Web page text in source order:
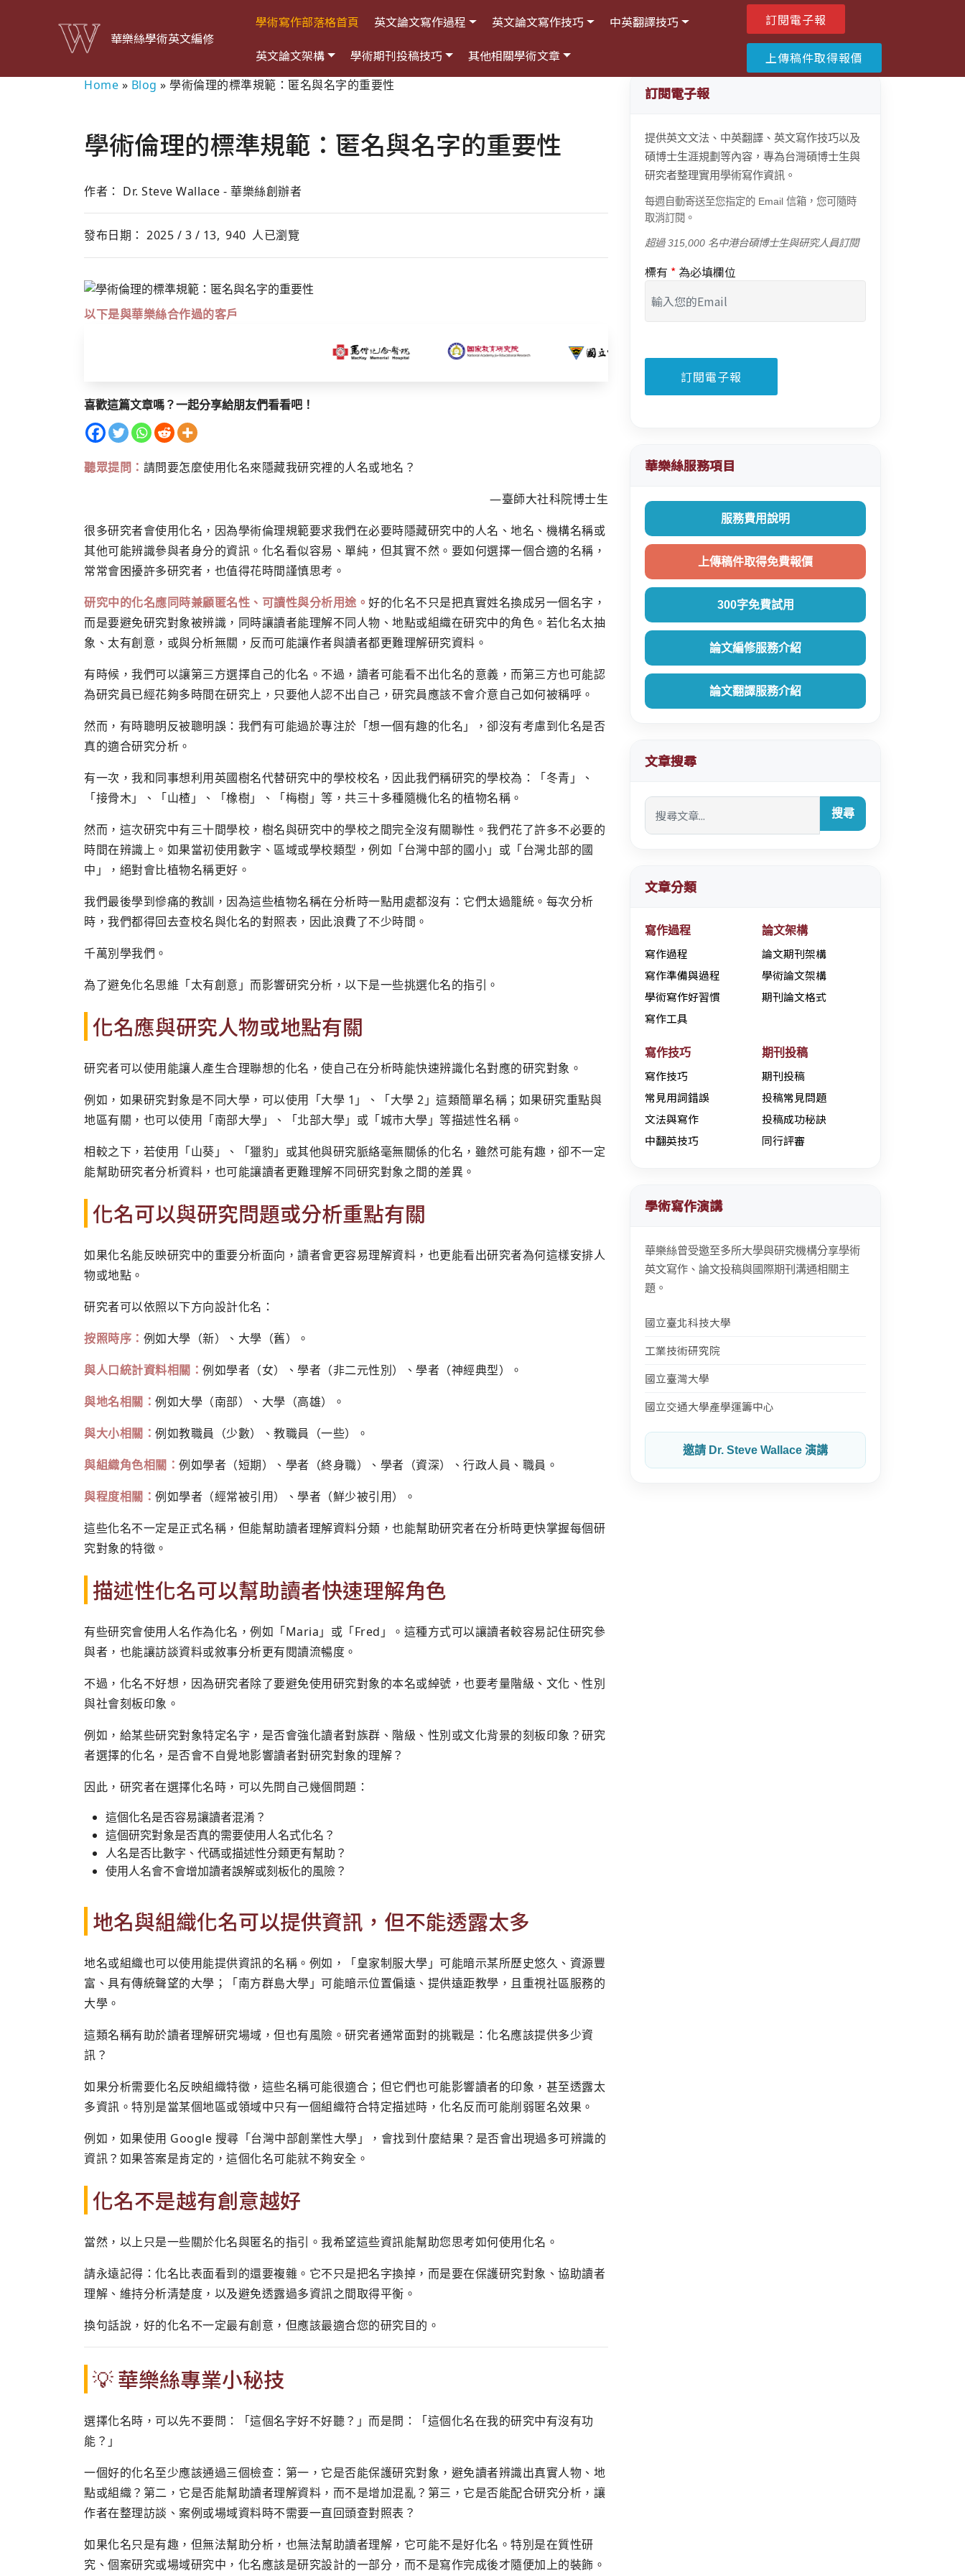
華樂絲學術英文編修
學術寫作部落格首頁 英文論文寫作過程 英文論文寫作技巧
中英翻譯技巧
英文論文架構
學術期刊投稿技巧 其他相關學術文章
訂閱電子報
上傳稿件取得報價
Home » Blog » 學術倫理的標準規範：匿名與名字的重要性
學術倫理的標準規範：匿名與名字的重要性
作者： Dr. Steve Wallace - 華樂絲創辦者
發布日期： 2025 / 3 / 13, 940 人已瀏覽
以下是與華樂絲合作過的客戶
喜歡這篇文章嗎？一起分享給朋友們看看吧！
聽眾提問： 請問要怎麼使用化名來隱藏我研究裡的人名或地名？
—臺師大社科院博士生
很多研究者會使用化名，因為學術倫理規範要求我們在必要時隱藏研究中的人名、地名、機構名稱或
其他可能辨識參與者身分的資訊。化名看似容易、單純，但其實不然。要如何選擇一個合適的名稱，
常常會困擾許多研究者，也值得花時間謹慎思考。
研究中的化名應同時兼顧匿名性、可讀性與分析用途。 好的化名不只是把真實姓名換成另一個名字，
而是要避免研究對象被辨識，同時讓讀者能理解不同人物、地點或組織在研究中的角色。若化名太抽
象、太有創意，或與分析無關，反而可能讓作者與讀者都更難理解研究資料。
有時候，我們可以讓第三方選擇自己的化名。不過，讀者可能看不出化名的意義，而第三方也可能認
為研究員已經花夠多時間在研究上，只要他人認不出自己，研究員應該不會介意自己如何被稱呼。
然而，有時聰明反被聰明誤：我們有可能過於專注於「想一個有趣的化名」，卻沒有考慮到化名是否
真的適合研究分析。
有一次，我和同事想利用英國樹名代替研究中的學校校名，因此我們稱研究的學校為：「冬青」、
「接骨木」、「山楂」、「橡樹」、「梅樹」等，共三十多種隨機化名的植物名稱。
然而，這次研究中有三十間學校，樹名與研究中的學校之間完全沒有關聯性。我們花了許多不必要的
時間在辨識上。如果當初使用數字、區域或學校類型，例如「台灣中部的國小」或「台灣北部的國
中」，絕對會比植物名稱更好。
我們最後學到慘痛的教訓，因為這些植物名稱在分析時一點用處都沒有：它們太過籠統。每次分析
時，我們都得回去查校名與化名的對照表，因此浪費了不少時間。
千萬別學我們。
為了避免化名思維「太有創意」而影響研究分析，以下是一些挑選化名的指引。
化名應與研究人物或地點有關
研究者可以使用能讓人產生合理聯想的化名，使自己在分析時能快速辨識化名對應的研究對象。
例如，如果研究對象是不同大學，可以使用「大學 1」、「大學 2」這類簡單名稱；如果研究重點與
地區有關，也可以使用「南部大學」、「北部大學」或「城市大學」等描述性名稱。
相較之下，若使用「山葵」、「獵豹」或其他與研究脈絡毫無關係的化名，雖然可能有趣，卻不一定
能幫助研究者分析資料，也可能讓讀者更難理解不同研究對象之間的差異。
化名可以與研究問題或分析重點有關
如果化名能反映研究中的重要分析面向，讀者會更容易理解資料，也更能看出研究者為何這樣安排人
物或地點。
研究者可以依照以下方向設計化名：
按照時序： 例如大學（新）、大學（舊）。
與人口統計資料相關： 例如學者（女）、學者（非二元性別）、學者（神經典型）。
與地名相關： 例如大學（南部）、大學（高雄）。
與大小相關： 例如教職員（少數）、教職員（一些）。
與組織角色相關： 例如學者（短期）、學者（終身職）、學者（資深）、行政人員、職員。
與程度相關： 例如學者（經常被引用）、學者（鮮少被引用）。
這些化名不一定是正式名稱，但能幫助讀者理解資料分類，也能幫助研究者在分析時更快掌握每個研
究對象的特徵。
描述性化名可以幫助讀者快速理解角色
有些研究會使用人名作為化名，例如「Maria」或「Fred」。這種方式可以讓讀者較容易記住研究參
與者，也能讓訪談資料或敘事分析更有閱讀流暢度。
不過，化名不好想，因為研究者除了要避免使用研究對象的本名或綽號，也要考量階級、文化、性別
與社會刻板印象。
例如，給某些研究對象特定名字，是否會強化讀者對族群、階級、性別或文化背景的刻板印象？研究
者選擇的化名，是否會不自覺地影響讀者對研究對象的理解？
因此，研究者在選擇化名時，可以先問自己幾個問題：
這個化名是否容易讓讀者混淆？
這個研究對象是否真的需要使用人名式化名？
人名是否比數字、代碼或描述性分類更有幫助？
使用人名會不會增加讀者誤解或刻板化的風險？
地名與組織化名可以提供資訊，但不能透露太多
地名或組織也可以使用能提供資訊的名稱。例如，「皇家制服大學」可能暗示某所歷史悠久、資源豐
富、具有傳統聲望的大學；「南方群島大學」可能暗示位置偏遠、提供遠距教學，且重視社區服務的
大學。
這類名稱有助於讀者理解研究場域，但也有風險。研究者通常面對的挑戰是：化名應該提供多少資
訊？
如果分析需要化名反映組織特徵，這些名稱可能很適合；但它們也可能影響讀者的印象，甚至透露太
多資訊。特別是當某個地區或領域中只有一個組織符合特定描述時，化名反而可能削弱匿名效果。
例如，如果使用 Google 搜尋「台灣中部創業性大學」，會找到什麼結果？是否會出現過多可辨識的
資訊？如果答案是肯定的，這個化名可能就不夠安全。
化名不是越有創意越好
當然，以上只是一些關於化名與匿名的指引。我希望這些資訊能幫助您思考如何使用化名。
請永遠記得：化名比表面看到的還要複雜。它不只是把名字換掉，而是要在保護研究對象、協助讀者
理解、維持分析清楚度，以及避免透露過多資訊之間取得平衡。
換句話說，好的化名不一定最有創意，但應該最適合您的研究目的。
💡 華樂絲專業小秘技
選擇化名時，可以先不要問：「這個名字好不好聽？」而是問：「這個化名在我的研究中有沒有功
能？」
一個好的化名至少應該通過三個檢查：第一，它是否能保護研究對象，避免讀者辨識出真實人物、地
點或組織？第二，它是否能幫助讀者理解資料，而不是增加混亂？第三，它是否能配合研究分析，讓
作者在整理訪談、案例或場域資料時不需要一直回頭查對照表？
如果化名只是有趣，但無法幫助分析，也無法幫助讀者理解，它可能不是好化名。特別是在質性研
究、個案研究或場域研究中，化名應該是研究設計的一部分，而不是寫作完成後才隨便加上的裝飾。
訂閱電子報
提供英文文法、中英翻譯、英文寫作技巧以及
碩博士生涯規劃等內容，專為台灣碩博士生與
研究者整理實用學術寫作資訊。
每週自動寄送至您指定的 Email 信箱，您可隨時
取消訂閱。
超過 315,000 名中港台碩博士生與研究人員訂閱
標有 * 為必填欄位
華樂絲服務項目
服務費用說明
上傳稿件取得免費報價
300字免費試用
論文編修服務介紹
論文翻譯服務介紹
文章搜尋
搜尋
文章分類
寫作過程
寫作過程
寫作準備與過程
學術寫作好習慣
寫作工具
論文架構
論文期刊架構
學術論文架構
期刊論文格式
寫作技巧
寫作技巧
常見用詞錯誤
文法與寫作
中翻英技巧
期刊投稿
期刊投稿
投稿常見問題
投稿成功秘訣
同行評審
學術寫作演講
華樂絲曾受邀至多所大學與研究機構分享學術
英文寫作、論文投稿與國際期刊溝通相關主
題。
國立臺北科技大學
工業技術研究院
國立臺灣大學
國立交通大學產學運籌中心
邀請 Dr. Steve Wallace 演講